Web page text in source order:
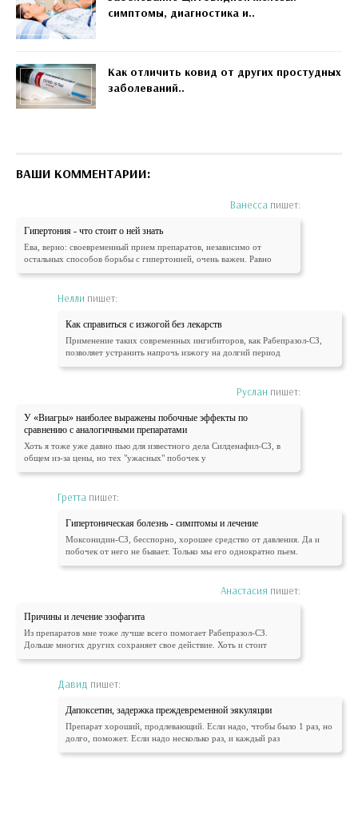
симптомы, диагностика и..
Как отличить ковид от других простудных
заболеваний..
ВАШИ КОММЕНТАРИИ:
Ванесса пишет:
Гипертония - что стоит о ней знать
Ева, верно: своевременный прием препаратов, независимо от
остальных способов борьбы с гипертонией, очень важен. Равно
Нелли пишет:
Как справиться с изжогой без лекарств
Применение таких современных ингибиторов, как Рабепразол-СЗ,
позволяет устранить напрочь изжогу на долгий период
Руслан пишет:
У «Виагры» наиболее выражены побочные эффекты по
сравнению с аналогичными препаратами
Хоть я тоже уже давно пью для известного дела Силденафил-СЗ, в
общем из-за цены, но тех "ужасных" побочек у
Гретта пишет:
Гипертоническая болезнь - симптомы и лечение
Моксонидин-СЗ, бесспорно, хорошее средство от давления. Да и
побочек от него не бывает. Только мы его однократно пьем.
Анастасия пишет:
Причины и лечение эзофагита
Из препаратов мне тоже лучше всего помогает Рабепразол-СЗ.
Дольше многих других сохраняет свое действие. Хоть и стоит
Давид пишет:
Дапоксетин, задержка преждевременной эякуляции
Препарат хороший, продлевающий. Если надо, чтобы было 1 раз, но
долго, поможет. Если надо несколько раз, и каждый раз